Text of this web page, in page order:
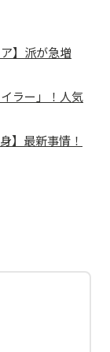
】派が急増
ラー」！人気
】最新事情！